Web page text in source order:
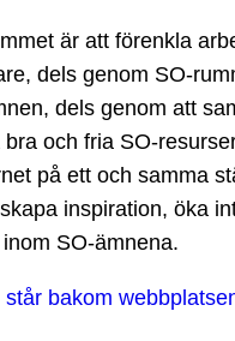
är att förenkla
dels genom SO-
dels genom att
och fria SO-
på ett och samma
inspiration, öka
SO-ämnena.
bakom